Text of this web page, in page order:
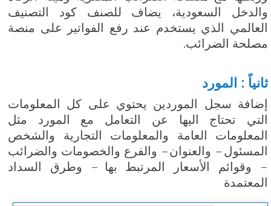
والدخل السعودية، يضاف للصنف كود التصنيف
العالمي الذي يستخدم عند رفع الفواتير على منصة
مصلحة الضرائب.
ثانياً : المورد
إضافة سجل الموردين يحتوي على كل المعلومات
التي تحتاج اليها عن التعامل مع المورد مثل
المعلومات العامة والمعلومات التجارية والشخص
المسئول – والعنوان – والفرع والخصومات والضرائب
– وقوائم الأسعار المرتبط بها – وطرق السداد
المعتمدة